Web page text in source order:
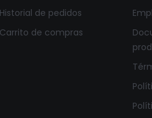
Historial de pedidos
Carrito de compras